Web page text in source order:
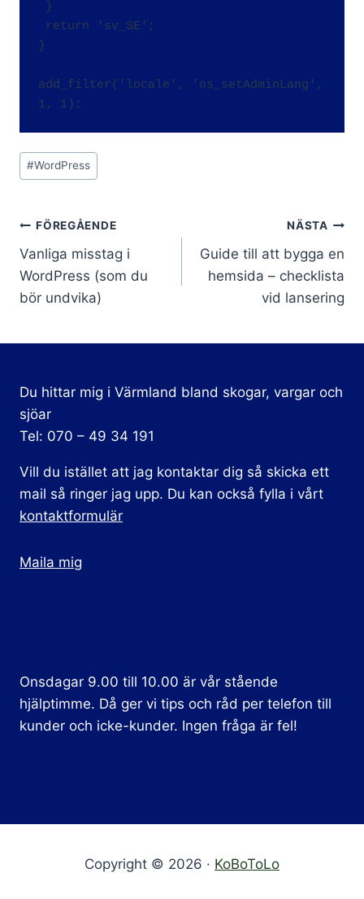
}
add_filter('locale', 'os_setAdminLang',
Post
Tags:
#WordPress
Inläggsnavigering
FÖREGÅENDE
Vanliga misstag i
WordPress (som du
bör undvika)
NÄSTA
Guide till att bygga en
hemsida – checklista
vid lansering
Du hittar mig i Värmland bland skogar, vargar och
sjöar
Tel: 070 – 49 34 191
Vill du istället att jag kontaktar dig så skicka ett
mail så ringer jag upp. Du kan också fylla i vårt
kontaktformulär
Maila mig
Onsdagar 9.00 till 10.00 är vår stående
hjälptimme. Då ger vi tips och råd per telefon till
kunder och icke-kunder. Ingen fråga är fel!
Copyright © 2026 · KoBoToLo